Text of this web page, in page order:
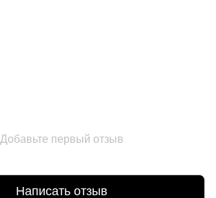
Добавьте первый отзыв
Написать отзыв